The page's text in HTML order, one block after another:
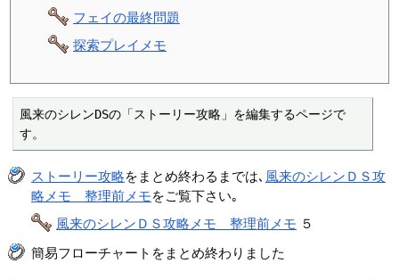
フェイの最終問題
探索プレイメモ
風来のシレンDSの「ストーリー攻略」を編集するページで
す。
ストーリー攻略をまとめ終わるまでは､ 風来のシレンＤＳ攻
略メモ 整理前メモをご覧下さい｡
風来のシレンＤＳ攻略メモ 整理前メモ ５
簡易フローチャートをまとめ終わりました